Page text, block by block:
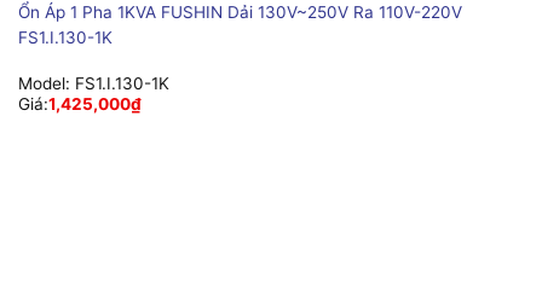
Ổn Áp 1 Pha 1KVA FUSHIN Dải 130V~250V Ra 110V-220V
FS1.I.130-1K
Model: FS1.I.130-1K
Giá:1,425,000₫